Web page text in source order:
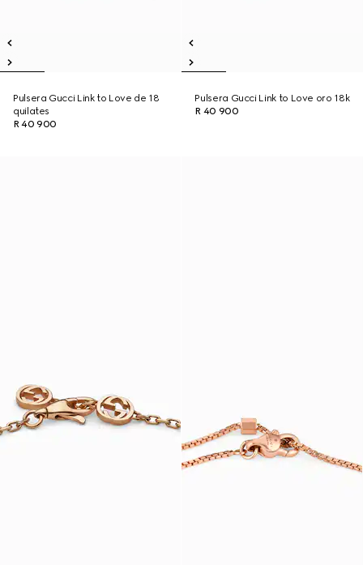
Pulsera Gucci Link to Love de 18
quilates
R 40 900
Pulsera Gucci Link to Love oro 18k
R 40 900